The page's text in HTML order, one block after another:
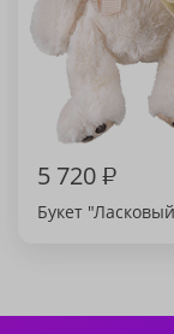
5 720₽
Букет